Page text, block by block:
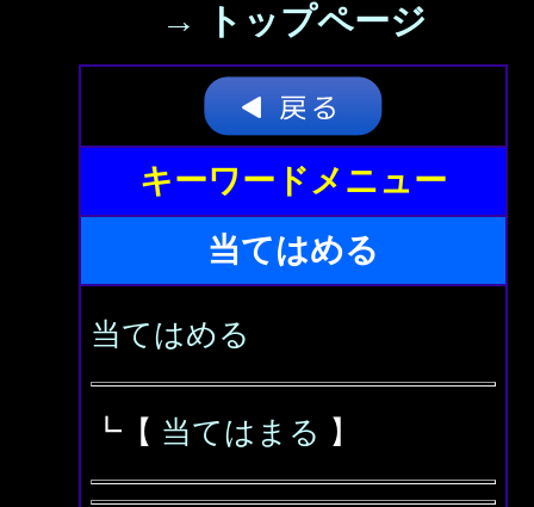
→ トップページ
キーワードメニュー
当てはめる
当てはめる
┗【 当てはまる 】